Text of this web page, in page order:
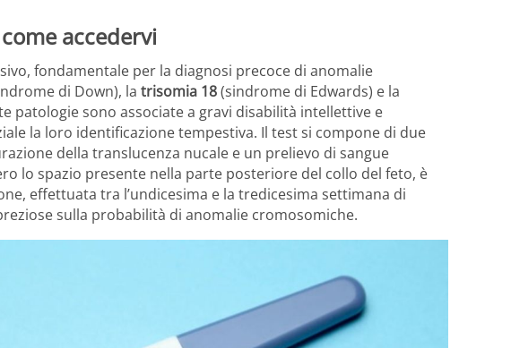
accedervi
fondamentale per la diagnosi precoce di anomalie
di Down), la trisomia 18(sindrome di Edwards) e la
patologie sono associate a gravi disabilità intellettive e
la loro identificazione tempestiva. Il test si compone di due
della translucenza nucale e un prelievo di sangue
lo spazio presente nella parte posteriore del collo del feto, è
effettuata tra l’undicesima e la tredicesima settimana di
sulla probabilità di anomalie cromosomiche.